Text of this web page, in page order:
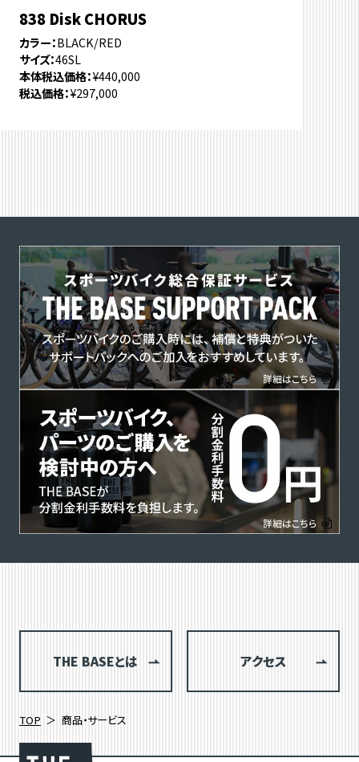
838 Disk CHORUS
カラー BLACK/RED
サイズ 46SL
本体税込価格 ¥440,000
税込価格 ¥297,000
THE BASEとは アクセス
TOP 商品・サービス